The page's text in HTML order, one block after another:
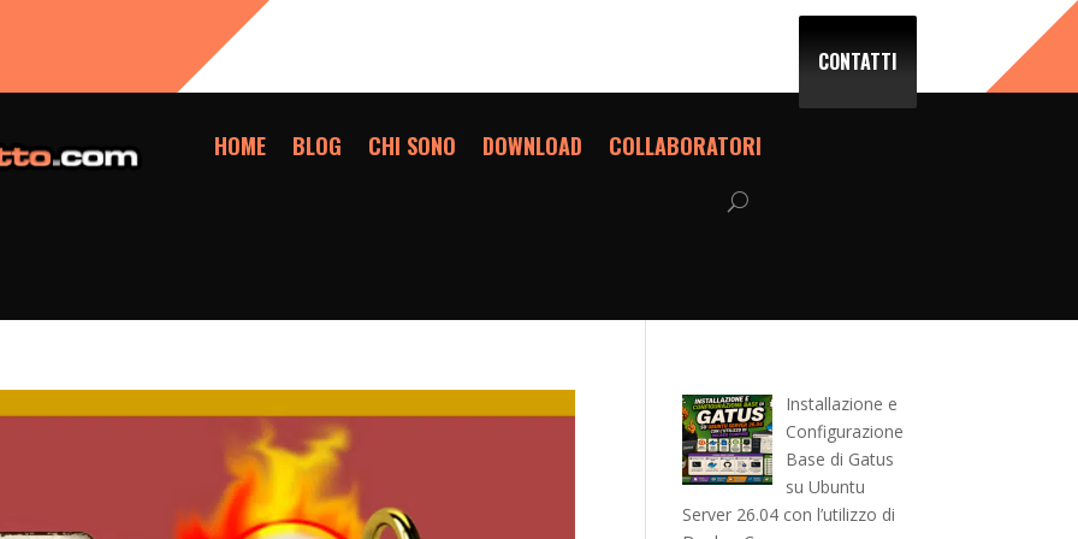
HOME BLOG CHI SONO DOWNLOAD COLLABORATORI
CONTATTI
Installazione e
Configurazione
Base di Gatus
su Ubuntu
Server 26.04 con l’utilizzo di